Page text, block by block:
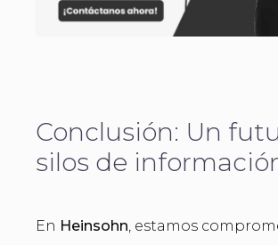
Conclusión: Un
silos de
En Heinsohn, estamos